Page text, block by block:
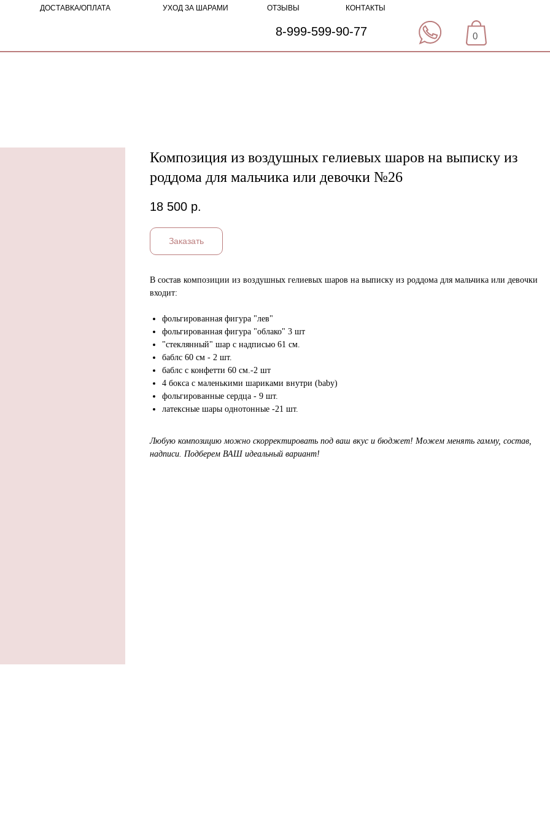
УХОД ЗА ШАРАМИ
ДОСТАВКА/ОПЛАТА ОТЗЫВЫ КОНТАКТЫ
0
8-999-599-90-77
Композиция из воздушных гелиевых шаров на выписку из
роддома для мальчика или девочки №26
18 500 р.
Заказать
В состав композиции из воздушных гелиевых шаров на выписку из роддома для мальчика или девочки
входит:
фольгированная фигура "лев"
фольгированная фигура "облако" 3 шт
"стеклянный" шар с надписью 61 см.
баблс 60 см - 2 шт.
баблс с конфетти 60 см.-2 шт
4 бокса с маленькими шариками внутри (baby)
фольгированные сердца - 9 шт.
латексные шары однотонные -21 шт.
Любую композицию можно скорректировать под ваш вкус и бюджет! Можем менять гамму, состав,
надписи. Подберем ВАШ идеальный вариант!